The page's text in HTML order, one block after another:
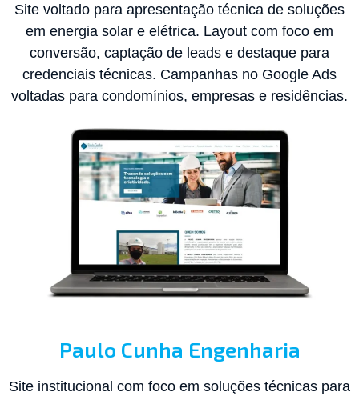
Site voltado para apresentação técnica de soluções
em energia solar e elétrica. Layout com foco em
conversão, captação de leads e destaque para
credenciais técnicas. Campanhas no Google Ads
voltadas para condomínios, empresas e residências.
Paulo Cunha Engenharia
Site institucional com foco em soluções técnicas para